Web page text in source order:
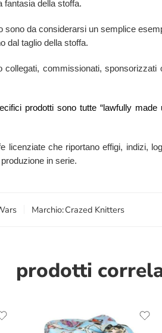
fantasia della stoffa.
da considerarsi un semplice
dal taglio della stoffa.
commissionati,
prodotti sono tutte “lawfully
licenziate che riportano effigi, indizi,
in serie.
Marchio:Crazed Knitters
prodotti